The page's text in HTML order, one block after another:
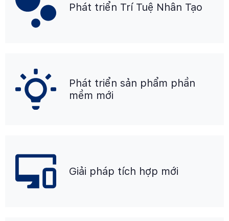
Phát triển Trí Tuệ Nhân Tạo
Phát triển sản phẩm phần
mềm mới
Giải pháp tích hợp mới